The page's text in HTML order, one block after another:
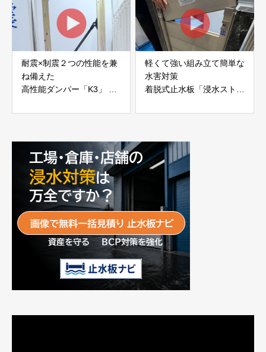
耐震×制震２つの性能を兼
ね備えた
高性能ダンパー「K3」 富
軽くて強い組み立て簡単な
水害対策
着脱式止水板「浸水ストッ
富士工業株式会社